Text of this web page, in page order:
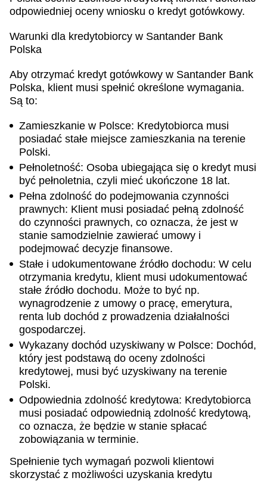
odpowiedniej oceny wniosku o kredyt gotówkowy.
Warunki dla kredytobiorcy w Santander Bank
Polska
Aby otrzymać kredyt gotówkowy w Santander Bank
Polska, klient musi spełnić określone wymagania.
Są to:
Zamieszkanie w Polsce: Kredytobiorca musi
posiadać stałe miejsce zamieszkania na terenie
Polski.
Pełnoletność: Osoba ubiegająca się o kredyt musi
być pełnoletnia, czyli mieć ukończone 18 lat.
Pełna zdolność do podejmowania czynności
prawnych: Klient musi posiadać pełną zdolność
do czynności prawnych, co oznacza, że jest w
stanie samodzielnie zawierać umowy i
podejmować decyzje finansowe.
Stałe i udokumentowane źródło dochodu: W celu
otrzymania kredytu, klient musi udokumentować
stałe źródło dochodu. Może to być np.
wynagrodzenie z umowy o pracę, emerytura,
renta lub dochód z prowadzenia działalności
gospodarczej.
Wykazany dochód uzyskiwany w Polsce: Dochód,
który jest podstawą do oceny zdolności
kredytowej, musi być uzyskiwany na terenie
Polski.
Odpowiednia zdolność kredytowa: Kredytobiorca
musi posiadać odpowiednią zdolność kredytową,
co oznacza, że będzie w stanie spłacać
zobowiązania w terminie.
Spełnienie tych wymagań pozwoli klientowi
skorzystać z możliwości uzyskania kredytu